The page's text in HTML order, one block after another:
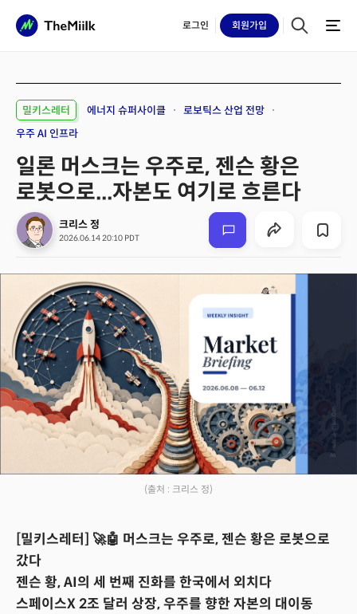
로그인 회원가입
밀키스레터 에너지 슈퍼사이클
로보틱스 산업 전망
우주 AI 인프라
일론 머스크는 우주로, 젠슨 황은
로봇으로...자본도 여기로 흐른다
크리스 정
2026.06.14 20:10 PDT
(출처 : 크리스 정)
[밀키스레터] 🚀🤖 머스크는 우주로, 젠슨 황은 로봇으로
갔다
젠슨 황, AI의 세 번째 진화를 한국에서 외치다
스페이스X 2조 달러 상장, 우주를 향한 자본의 대이동